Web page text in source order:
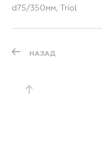
d75/350мм, Triol
НАЗАД